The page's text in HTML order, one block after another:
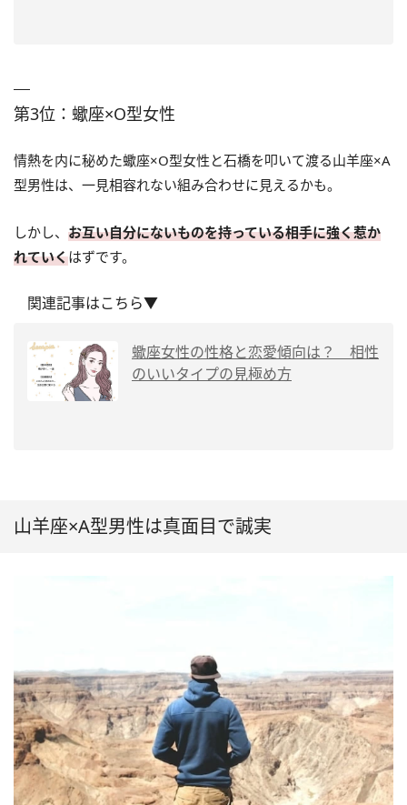
第3位：蠍座×O型女性
情熱を内に秘めた蠍座×O型女性と石橋を叩いて渡る山羊座×A
型男性は、一見相容れない組み合わせに見えるかも。
しかし、 お互い自分にないものを持っている相手に強く惹か
れていくはずです。
関連記事はこちら▼
蠍座女性の性格と恋愛傾向は？ 相性
のいいタイプの見極め方
山羊座×A型男性は真面目で誠実